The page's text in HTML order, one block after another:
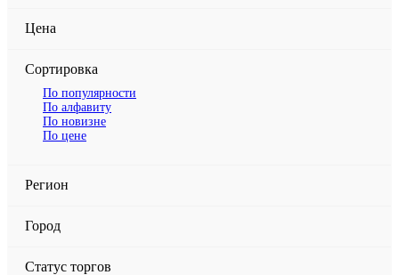
Цена
Сортировка
По популярности
По алфавиту
По новизне
По цене
Регион
Город
Статус торгов